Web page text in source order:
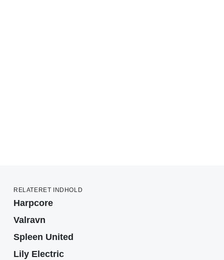
RELATERET INDHOLD
Harpcore
Valravn
Spleen United
Lily Electric